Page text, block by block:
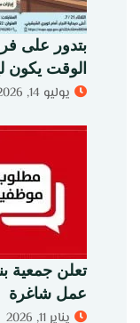
بتدور على
الوقت يكون
يوليو 14, 2026
تعلن
عمل شاغرة
يناير 11, 2026